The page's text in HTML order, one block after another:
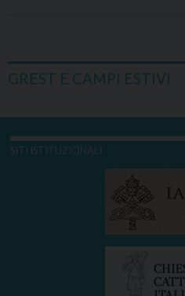
GREST E CAMPI ESTIVI
SITI ISTITUZIONALI